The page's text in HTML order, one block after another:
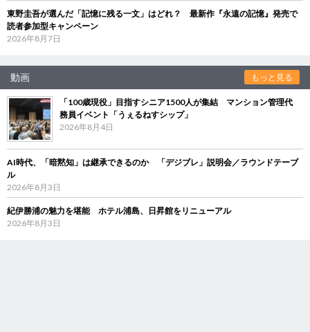
東野圭吾が選んだ「記憶に残る一文」はどれ？ 最新作『永遠の記憶』発売で
読者参加型キャンペーン
2026年8月7日
動画 もっと見る
「100歳現役」目指すシニア1500人が集結 マンション管理代
務員イベント「うぇるねすシップ」
2026年8月4日
AI時代、「暗黙知」は継承できるのか 「デジブレ」説明会／ラウンドテーブ
ル
2026年8月3日
紀伊勝浦の魅力を堪能 ホテル浦島、日昇館をリニューアル
2026年8月3日